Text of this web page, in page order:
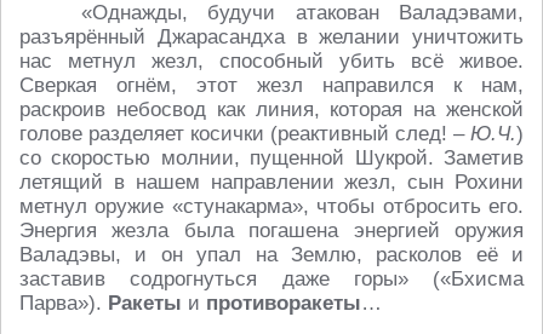
«Однажды, будучи атакован Валадэвами,
разъярённый Джарасандха в желании уничтожить
нас метнул жезл, способный убить всё живое.
Сверкая огнём, этот жезл направился к нам,
раскроив небосвод как линия, которая на женской
голове разделяет косички (реактивный след! – Ю.Ч.)
со скоростью молнии, пущенной Шукрой. Заметив
летящий в нашем направлении жезл, сын Рохини
метнул оружие «стунакарма», чтобы отбросить его.
Энергия жезла была погашена энергией оружия
Валадэвы, и он упал на Землю, расколов её и
заставив содрогнуться даже горы» («Бхисма
Парва»). Ракеты и противоракеты…